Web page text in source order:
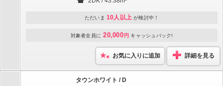
ただいま 10人以上 が検討中！
対象者全員に 20,000 円 キャッシュバック!
お気に入りに追加 詳細を見る
タウンホワイト / D